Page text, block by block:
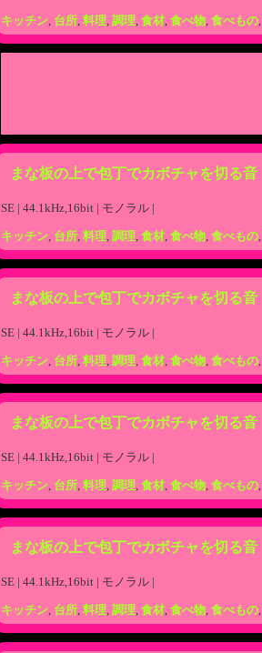
キッチン, 台所, 料理, 調理, 食材, 食べ物, 食べもの,
まな板の上で包丁でカボチャを切る音
SE | 44.1kHz,16bit | モノラル |
キッチン, 台所, 料理, 調理, 食材, 食べ物, 食べもの,
まな板の上で包丁でカボチャを切る音
SE | 44.1kHz,16bit | モノラル |
キッチン, 台所, 料理, 調理, 食材, 食べ物, 食べもの,
まな板の上で包丁でカボチャを切る音
SE | 44.1kHz,16bit | モノラル |
キッチン, 台所, 料理, 調理, 食材, 食べ物, 食べもの,
まな板の上で包丁でカボチャを切る音
SE | 44.1kHz,16bit | モノラル |
キッチン, 台所, 料理, 調理, 食材, 食べ物, 食べもの,